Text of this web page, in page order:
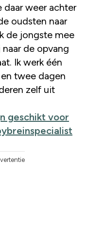
weer achter
oudsten naar
de jongste mee
de opvang
Ik werk één
twee dagen
zelf uit
geschikt voor